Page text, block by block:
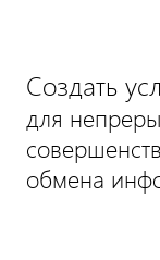
Создать
для
обмена